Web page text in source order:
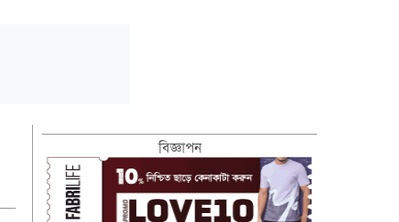
বিজ্ঞাপন